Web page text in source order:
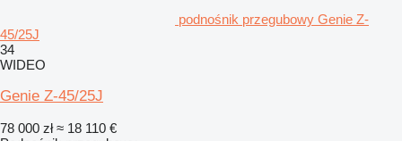
podnośnik przegubowy Genie Z-
45/25J
34
WIDEO
Genie Z-45/25J
78 000 zł ≈ 18 110 €